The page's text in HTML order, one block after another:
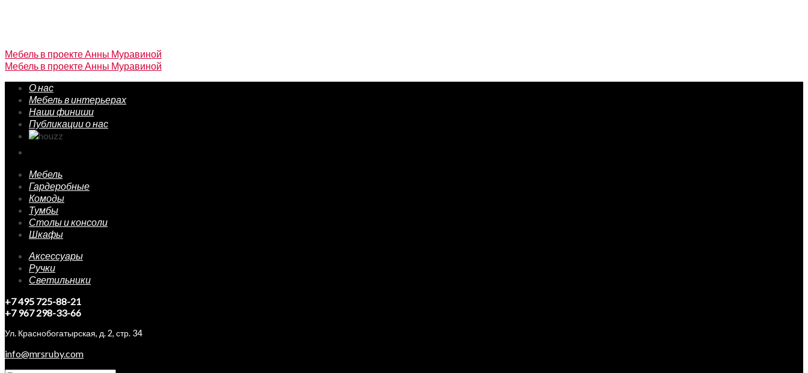
Мебель в проекте Анны Муравиной
Мебель в проекте Анны Муравиной
О нас
Мебель в интерьерах
Наши финиши
Публикации о нас
Мебель
Гардеробные
Комоды
Тумбы
Столы и консоли
Шкафы
Аксессуары
Ручки
Светильники
+7 495 725-88-21
+7 967 298-33-66
Ул. Краснобогатырская, д. 2, стр. 34
info@mrsruby.com